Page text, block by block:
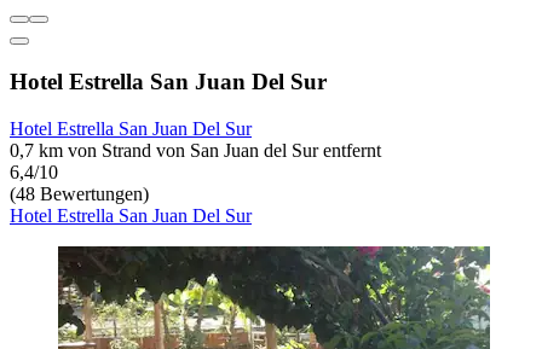
Hotel Estrella San Juan Del Sur
Hotel Estrella San Juan Del Sur
0,7 km von Strand von San Juan del Sur entfernt
6,4/10
(48 Bewertungen)
Hotel Estrella San Juan Del Sur